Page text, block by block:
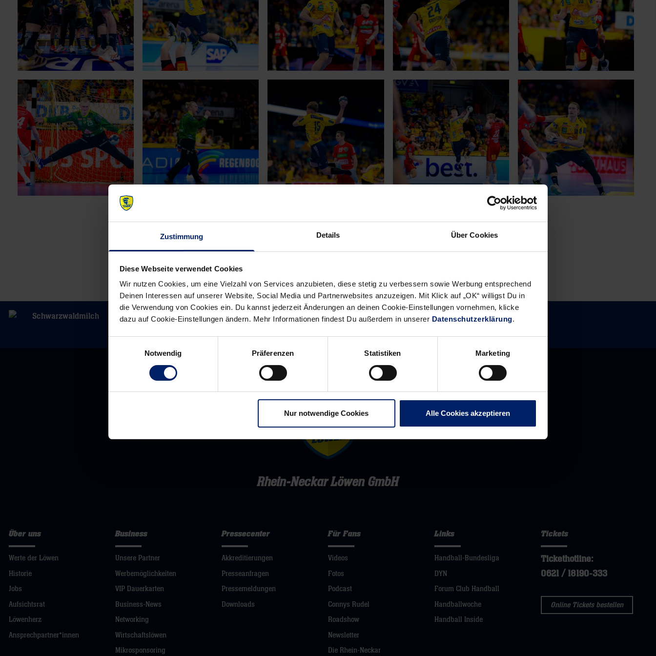
Zustimmung Details Über Cookies
Diese Webseite verwendet Cookies
Wir nutzen Cookies, um eine Vielzahl von Services anzubieten, diese stetig zu verbessern sowie Werbung entsprechend
Deinen Interessen auf unserer Website, Social Media und Partnerwebsites anzuzeigen. Mit Klick auf „OK“ willigst Du in
die Verwendung von Cookies ein. Du kannst jederzeit Änderungen an deinen Cookie-Einstellungen vornehmen, klicke
dazu auf Cookie-Einstellungen ändern. Mehr Informationen findest Du außerdem in unserer Datenschutzerklärung.
Notwendig
Präferenzen Statistiken Marketing
Nur notwendige Cookies Alle Cookies akzeptieren
Rhein-Neckar Löwen GmbH
Über uns
Werte der Löwen
Historie
Jobs
Aufsichtsrat
Löwenherz
Ansprechpartner*innen
Business
Unsere Partner
Werbemöglichkeiten
VIP Dauerkarten
Business-News
Networking
Wirtschaftslöwen
Mikrosponsoring
Pressecenter
Akkreditierungen
Presseanfragen
Pressemeldungen
Downloads
Für Fans
Videos
Fotos
Podcast
Connys Rudel
Roadshow
Newsletter
Die Rhein-Neckar
Links
Handball-Bundesliga
DYN
Forum Club Handball
Handballwoche
Handball Inside
Tickets
Tickethotline:
0621 / 18190-333
Online Tickets bestellen